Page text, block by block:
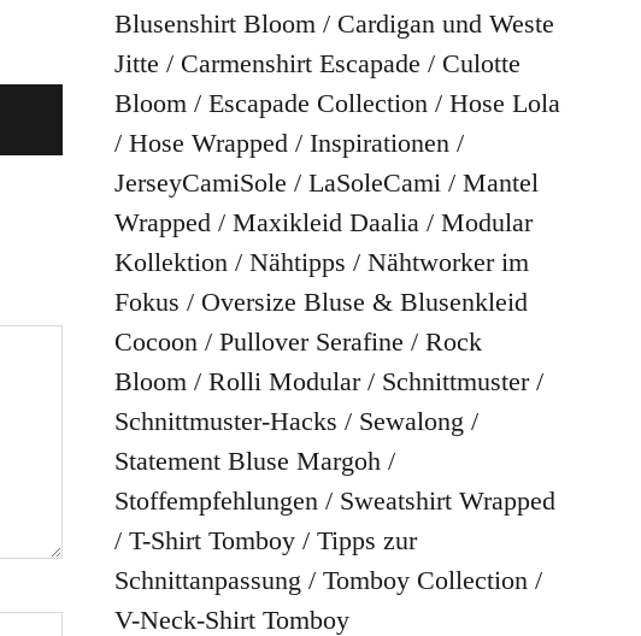
Blusenshirt Bloom
Cardigan und Weste
Jitte
Carmenshirt Escapade
Culotte
Bloom
Escapade Collection
Hose Lola
Hose Wrapped
Inspirationen
JerseyCamiSole
LaSoleCami
Mantel
Wrapped
Maxikleid Daalia
Modular
Kollektion
Nähtipps
Nähtworker im
Fokus
Oversize Bluse & Blusenkleid
Cocoon
Pullover Serafine
Rock
Bloom
Rolli Modular
Schnittmuster
Schnittmuster-Hacks
Sewalong
Statement Bluse Margoh
Stoffempfehlungen
Sweatshirt Wrapped
T-Shirt Tomboy
Tipps zur
Schnittanpassung
Tomboy Collection
V-Neck-Shirt Tomboy